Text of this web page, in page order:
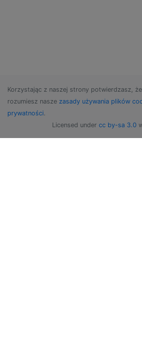
Korzystając z naszej strony potwierdzasz,
rozumiesz nasze zasady używania plików
prywatności.
Licensed under cc by-sa 3.0